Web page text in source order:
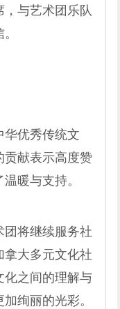
与艺术团乐队
华优秀传统文
贡献表示高度赞
暖与支持。
团将继续服务社
拿大多元文化社
化之间的理解与
绚丽的光彩。